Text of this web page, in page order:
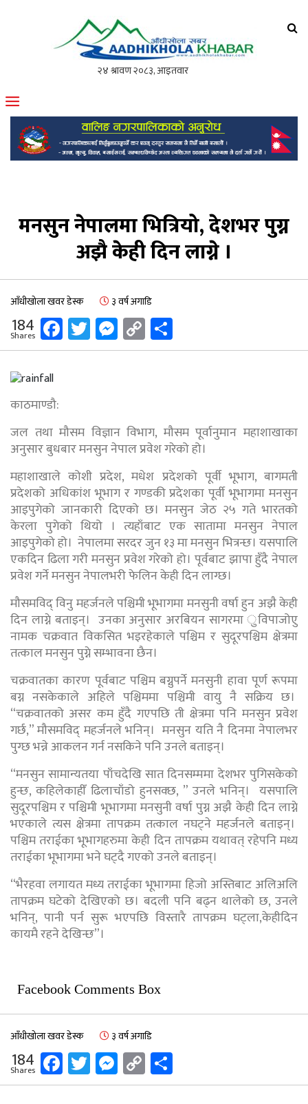
मोफसलकै लोकप्रिय अनलाइन पत्रिका
मनसुन नेपालमा भित्रियो, देशभर पुग्न
अझै केही दिन लाग्ने ।
आँधीखोला खवर डेस्क ३ वर्ष अगाडि
184
Shares Facebook
Twitter
Messenger
Copy
Link
काठमाण्डौ:
जल तथा मौसम विज्ञान विभाग, मौसम पूर्वानुमान महाशाखाका
अनुसार बुधबार मनसुन नेपाल प्रवेश गरेको हो।
महाशाखाले कोशी प्रदेश, मधेश प्रदेशको पूर्वी भूभाग, बागमती
प्रदेशको अधिकांश भूभाग र गण्डकी प्रदेशका पूर्वी भूभागमा मनसुन
आइपुगेको जानकारी दिएको छ। मनसुन जेठ २५ गते भारतको
केरला पुगेको थियो । त्यहाँबाट एक सातामा मनसुन नेपाल
आइपुगेको हो। नेपालमा सरदर जुन १३ मा मनसुन भित्रन्छ। यसपालि
एकदिन ढिला गरी मनसुन प्रवेश गरेको हो। पूर्वबाट झापा हुँदै नेपाल
प्रवेश गर्ने मनसुन नेपालभरी फेलिन केही दिन लाग्छ।
मौसमविद् विनु महर्जनले पश्चिमी भूभागमा मनसुनी वर्षा हुन अझै केही
दिन लाग्ने बताइन्। उनका अनुसार अरबियन सागरमा ुविपाजोएु
नामक चक्रवात विकसित भइरहेकाले पश्चिम र सुदूरपश्चिम क्षेत्रमा
तत्काल मनसुन पुग्ने सम्भावना छैन।
चक्रवातका कारण पूर्वबाट पश्चिम बग्नुपर्ने मनसुनी हावा पूर्ण रूपमा
बग्न नसकेकाले अहिले पश्चिममा पश्चिमी वायु नै सक्रिय छ।
“चक्रवातको असर कम हुँदै गएपछि ती क्षेत्रमा पनि मनसुन प्रवेश
गर्छ,” मौसमविद् महर्जनले भनिन्। मनसुन यति नै दिनमा नेपालभर
पुग्छ भन्ने आकलन गर्न नसकिने पनि उनले बताइन्।
“मनसुन सामान्यतया पाँचदेखि सात दिनसम्ममा देशभर पुगिसकेको
हुन्छ, कहिलेकाहीँ ढिलाचाँडो हुनसक्छ, ” उनले भनिन्। यसपालि
सुदूरपश्चिम र पश्चिमी भूभागमा मनसुनी वर्षा पुग्न अझै केही दिन लाग्ने
भएकाले त्यस क्षेत्रमा तापक्रम तत्काल नघट्ने महर्जनले बताइन्।
पश्चिम तराईका भूभागहरुमा केही दिन तापक्रम यथावत् रहेपनि मध्य
तराईका भूभागमा भने घट्दै गएको उनले बताइन्।
“भैरहवा लगायत मध्य तराईका भूभागमा हिजो अस्तिबाट अलिअलि
तापक्रम घटेको देखिएको छ। बदली पनि बढ्न थालेको छ, उनले
भनिन्, पानी पर्न सुरू भएपछि विस्तारै तापक्रम घट्ला,केहीदिन
कायमै रहने देखिन्छ”।
Facebook Comments Box
आँधीखोला खवर डेस्क ३ वर्ष अगाडि
184
Shares Facebook
Twitter
Messenger
Copy
Link